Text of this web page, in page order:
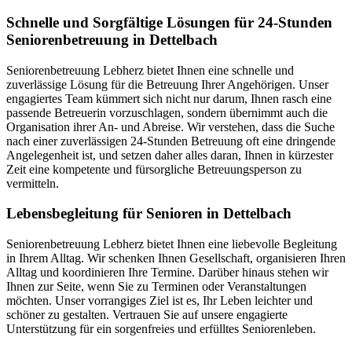
Schnelle und Sorgfältige Lösungen für 24-Stunden
Seniorenbetreuung in Dettelbach
Seniorenbetreuung Lebherz bietet Ihnen eine schnelle und
zuverlässige Lösung für die Betreuung Ihrer Angehörigen. Unser
engagiertes Team kümmert sich nicht nur darum, Ihnen rasch eine
passende Betreuerin vorzuschlagen, sondern übernimmt auch die
Organisation ihrer An- und Abreise. Wir verstehen, dass die Suche
nach einer zuverlässigen 24-Stunden Betreuung oft eine dringende
Angelegenheit ist, und setzen daher alles daran, Ihnen in kürzester
Zeit eine kompetente und fürsorgliche Betreuungsperson zu
vermitteln.
Lebensbegleitung für Senioren in Dettelbach
Seniorenbetreuung Lebherz bietet Ihnen eine liebevolle Begleitung
in Ihrem Alltag. Wir schenken Ihnen Gesellschaft, organisieren Ihren
Alltag und koordinieren Ihre Termine. Darüber hinaus stehen wir
Ihnen zur Seite, wenn Sie zu Terminen oder Veranstaltungen
möchten. Unser vorrangiges Ziel ist es, Ihr Leben leichter und
schöner zu gestalten. Vertrauen Sie auf unsere engagierte
Unterstützung für ein sorgenfreies und erfülltes Seniorenleben.